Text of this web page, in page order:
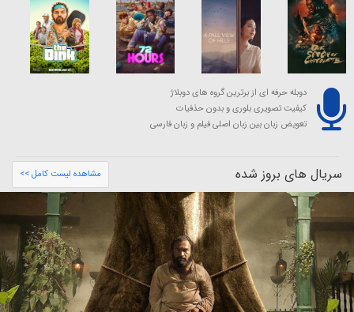
دوبله حرفه ای از برترین گروه های دوبلاژ
کیفیت تصویری بلوری و بدون حذفیات
تعویض زبان بین زبان اصلی فیلم و زبان فارسی
سریال های بروز شده مشاهده لیست کامل >>